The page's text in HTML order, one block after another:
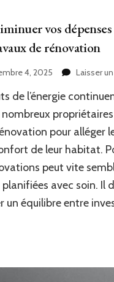
vos dépenses
de rénovation
4, 2025 Laisser
de l’énergie
nombreux
pour alléger
de leur habitat.
peut vite
avec soin. Il
un équilibre entre